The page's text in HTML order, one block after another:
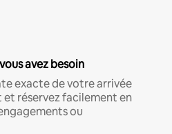
avez besoin
exacte de votre arrivée
réservez facilement en
ou